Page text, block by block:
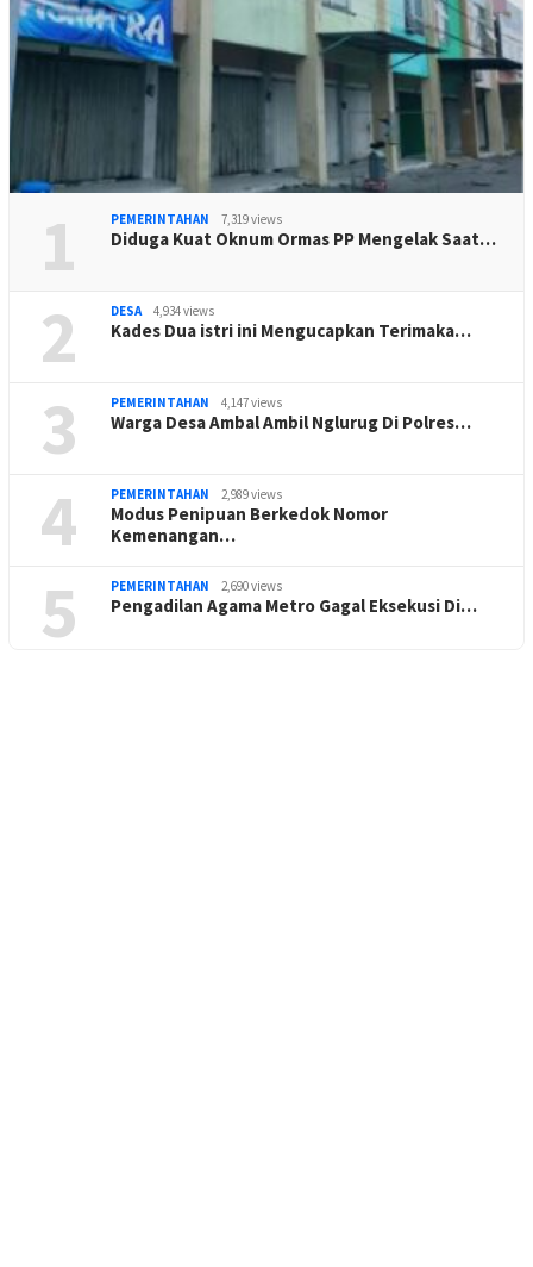
1 PEMERINTAHAN 7,319 views
Diduga Kuat Oknum Ormas PP Mengelak Saat…
2 DESA 4,934 views
Kades Dua istri ini Mengucapkan Terimaka…
3 PEMERINTAHAN 4,147 views
Warga Desa Ambal Ambil Nglurug Di Polres…
4 PEMERINTAHAN 2,989 views
Modus Penipuan Berkedok Nomor
Kemenangan…
5 PEMERINTAHAN 2,690 views
Pengadilan Agama Metro Gagal Eksekusi Di…